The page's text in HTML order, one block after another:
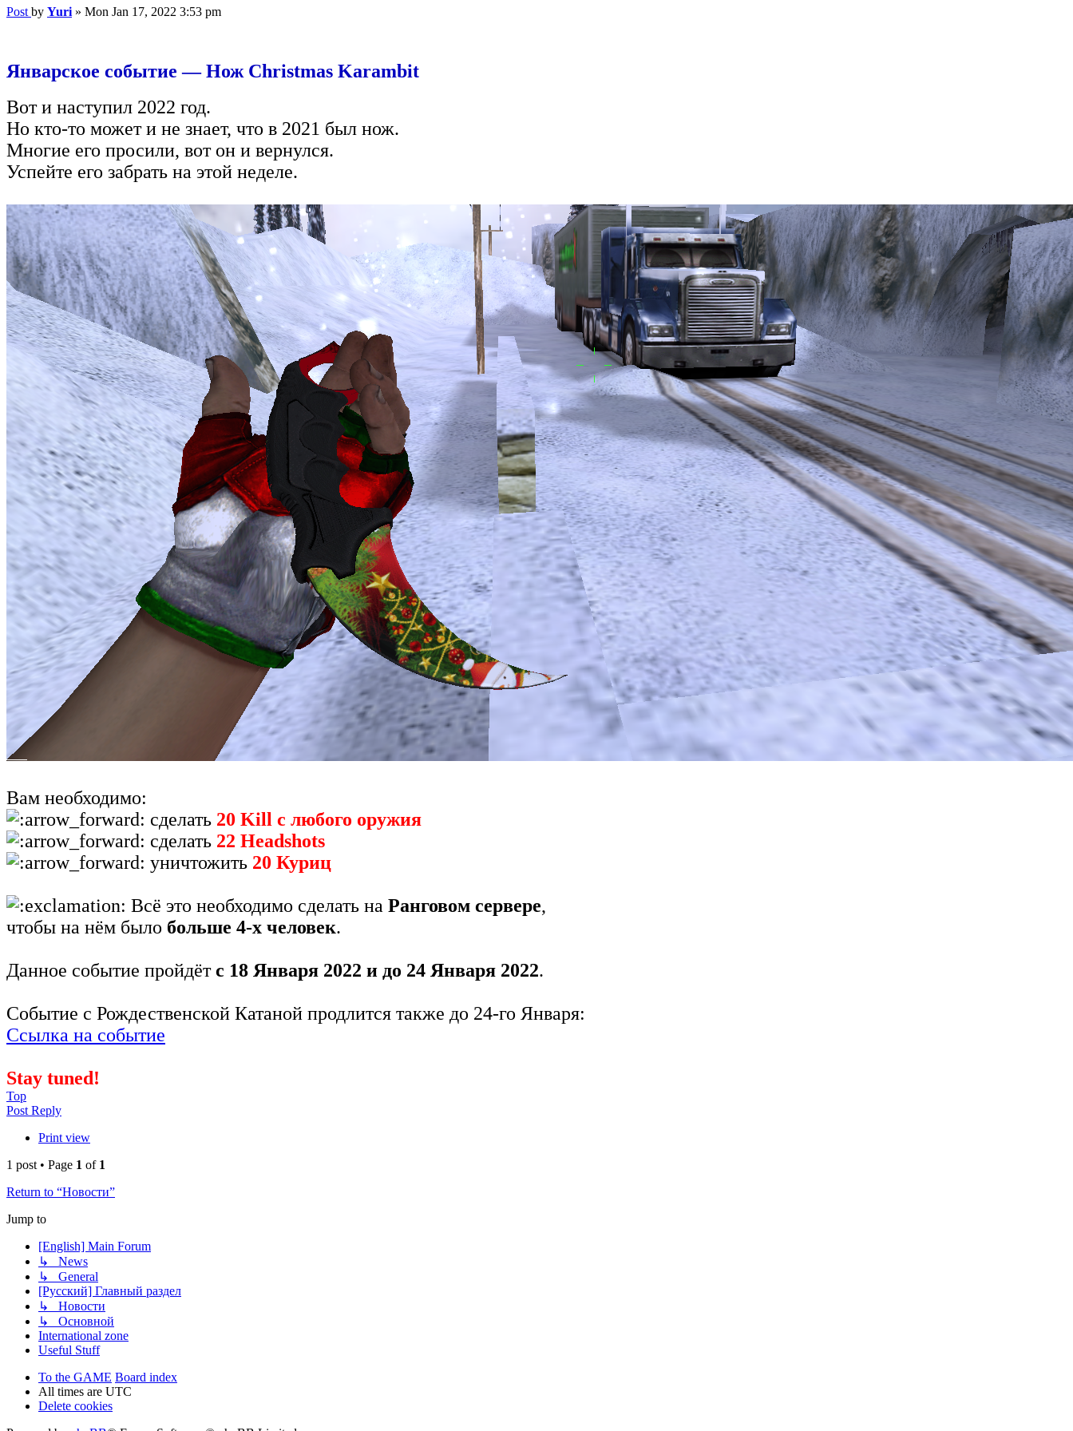
Post by Yuri » Mon Jan 17, 2022 3:53 pm
Январское событие — Нож Christmas Karambit
Вот и наступил 2022 год.
Но кто-то может и не знает, что в 2021 был нож.
Многие его просили, вот он и вернулся.
Успейте его забрать на этой неделе.
Вам необходимо:
сделать 20 Kill с любого оружия
сделать 22 Headshots
уничтожить 20 Куриц
Всё это необходимо сделать на Ранговом сервере,
чтобы на нём было больше 4-х человек.
Данное событие пройдётс 18 Января 2022 и до 24 Января 2022.
Событие с Рождественской Катаной продлится также до 24-го Января:
Ссылка на событие
Stay tuned!
Top
Post Reply
Print view
1 post • Page 1 of 1
Return to “Новости”
Jump to
[English] Main Forum
↳ News
↳ General
[Русский] Главный раздел
↳ Новости
↳ Основной
International zone
Useful Stuff
To the GAME Board index
All times are UTC
Delete cookies